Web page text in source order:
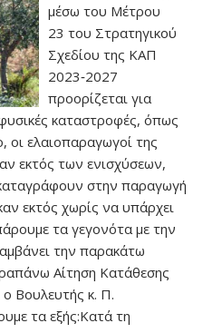
μέσω του Μέτρου
23 του Στρατηγικού
Σχεδίου της ΚΑΠ
2023‑2027
προορίζεται για
καταστροφές, όπως
οι ελαιοπαραγωγοί της
εκτός των ενισχύσεων,
στην παραγωγή
εκτός χωρίς να υπάρχει
τα γεγονότα με την
την παρακάτω
Αίτηση Κατάθεσης
Βουλευτής κ. Π.
τα εξής:Κατά τη